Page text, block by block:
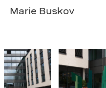
Marie Buskov